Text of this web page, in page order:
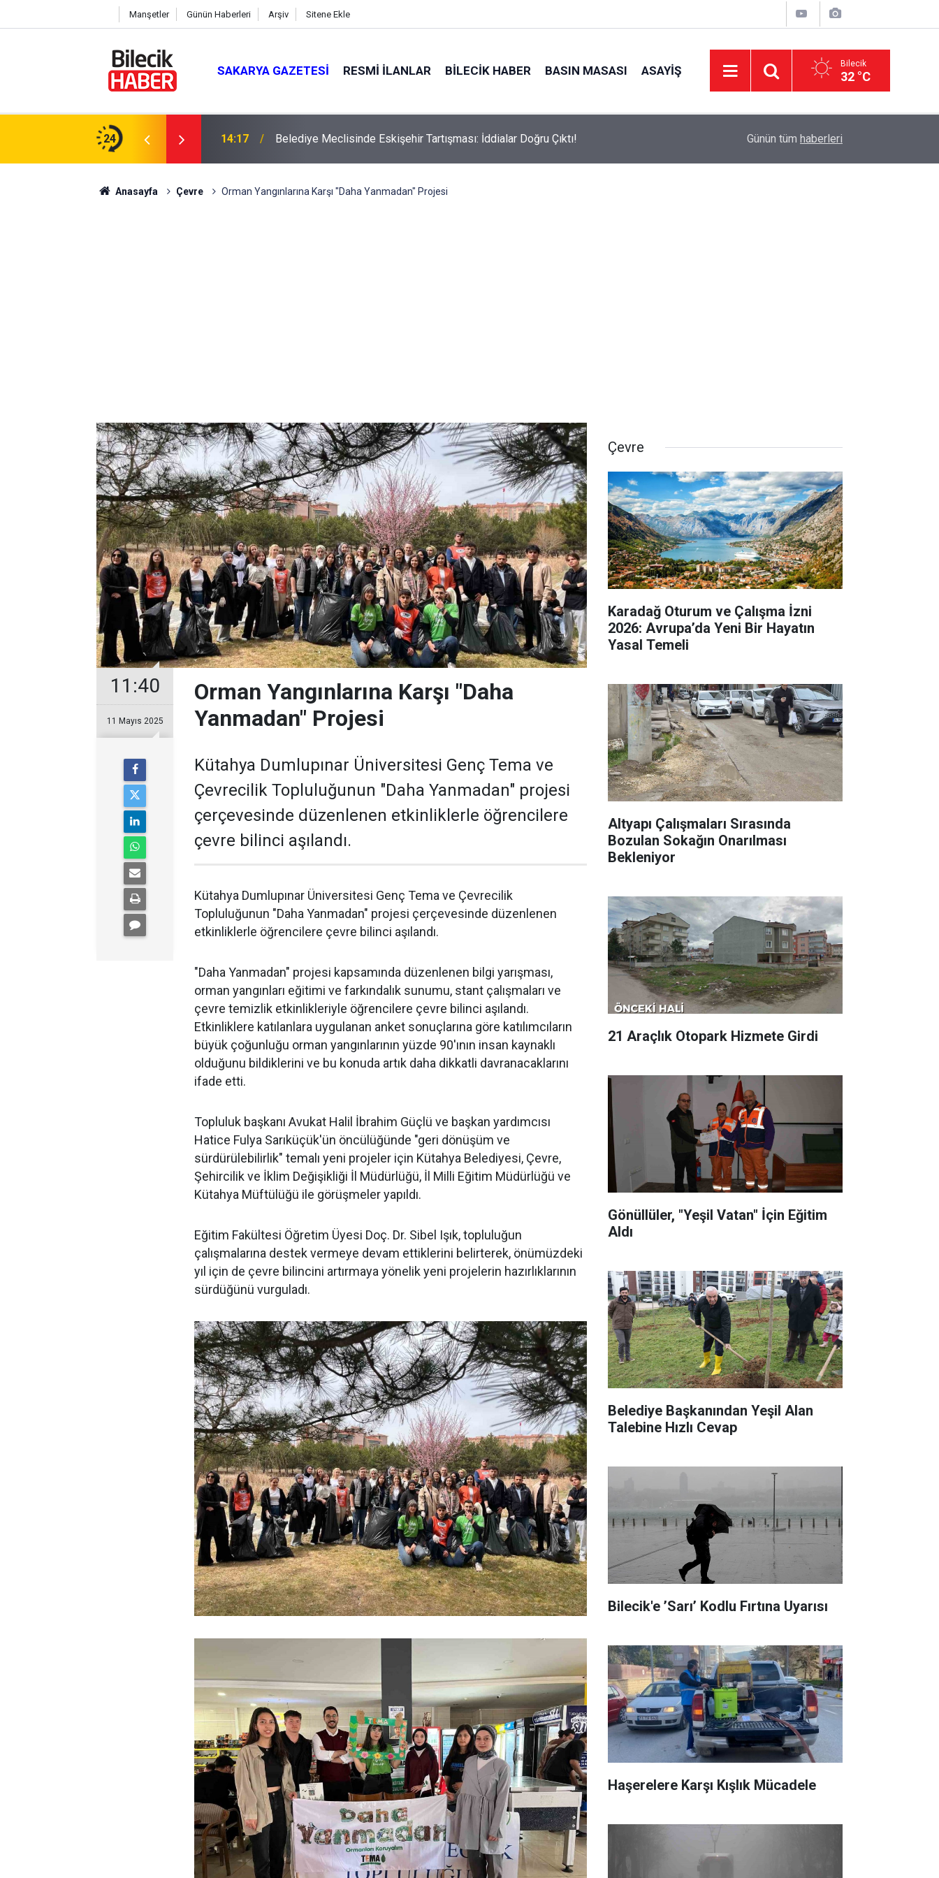
Manşetler Günün Haberleri Arşiv Sitene Ekle
SAKARYA GAZETESI RESMI İLANLAR BILECIK HABER BASIN MASASI ASAYIŞ Bilecik
32 °C
24 14:17 Belediye Meclisinde Eskişehir Tartışması: İddialar Doğru Çıktı! Çocuklar İçin Güvenli Mini Club Alanları ve
Günün tüm haberleri
Anasayfa Çevre Orman Yangınlarına Karşı "Daha Yanmadan" Projesi
11:40
11 Mayıs 2025
Orman Yangınlarına Karşı "Daha
Yanmadan" Projesi
Kütahya Dumlupınar Üniversitesi Genç Tema ve
Çevrecilik Topluluğunun "Daha Yanmadan" projesi
çerçevesinde düzenlenen etkinliklerle öğrencilere
çevre bilinci aşılandı.
Kütahya Dumlupınar Üniversitesi Genç Tema ve Çevrecilik
Topluluğunun "Daha Yanmadan" projesi çerçevesinde düzenlenen
etkinliklerle öğrencilere çevre bilinci aşılandı.
"Daha Yanmadan" projesi kapsamında düzenlenen bilgi yarışması,
orman yangınları eğitimi ve farkındalık sunumu, stant çalışmaları ve
çevre temizlik etkinlikleriyle öğrencilere çevre bilinci aşılandı.
Etkinliklere katılanlara uygulanan anket sonuçlarına göre katılımcıların
büyük çoğunluğu orman yangınlarının yüzde 90'ının insan kaynaklı
olduğunu bildiklerini ve bu konuda artık daha dikkatli davranacaklarını
ifade etti.
Topluluk başkanı Avukat Halil İbrahim Güçlü ve başkan yardımcısı
Hatice Fulya Sarıküçük'ün öncülüğünde "geri dönüşüm ve
sürdürülebilirlik" temalı yeni projeler için Kütahya Belediyesi, Çevre,
Şehircilik ve İklim Değişikliği İl Müdürlüğü, İl Milli Eğitim Müdürlüğü ve
Kütahya Müftülüğü ile görüşmeler yapıldı.
Eğitim Fakültesi Öğretim Üyesi Doç. Dr. Sibel Işık, topluluğun
çalışmalarına destek vermeye devam ettiklerini belirterek, önümüzdeki
yıl için de çevre bilincini artırmaya yönelik yeni projelerin hazırlıklarının
sürdüğünü vurguladı.
Çevre
Karadağ Oturum ve Çalışma İzni
2026: Avrupa’da Yeni Bir Hayatın
Yasal Temeli
Altyapı Çalışmaları Sırasında
Bozulan Sokağın Onarılması
Bekleniyor
21 Araçlık Otopark Hizmete Girdi
Gönüllüler, "Yeşil Vatan" İçin Eğitim
Aldı
Belediye Başkanından Yeşil Alan
Talebine Hızlı Cevap
Bilecik'e ’Sarı’ Kodlu Fırtına Uyarısı
Haşerelere Karşı Kışlık Mücadele